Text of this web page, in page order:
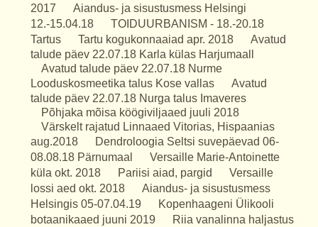
2017
Aiandus- ja sisustusmess Helsingi
12.-15.04.18
TOIDUURBANISM - 18.-20.18
Tartus
Tartu kogukonnaaiad apr. 2018
Avatud
talude päev 22.07.18 Karla külas Harjumaall
Avatud talude päev 22.07.18 Nurme
Looduskosmeetika talus Kose vallas
Avatud
talude päev 22.07.18 Nurga talus Imaveres
Põhjaka mõisa köögiviljaaed juuli 2018
Värskelt rajatud Linnaaed Vitorias, Hispaanias
aug.2018
Dendroloogia Seltsi suvepäevad 06-
08.08.18 Pärnumaal
Versaille Marie-Antoinette
küla okt. 2018
Pariisi aiad, pargid
Versaille
lossi aed okt. 2018
Aiandus- ja sisustusmess
Helsingis 05-07.04.19
Kopenhaageni Ülikooli
botaanikaaed juuni 2019
Riia vanalinna haljastus